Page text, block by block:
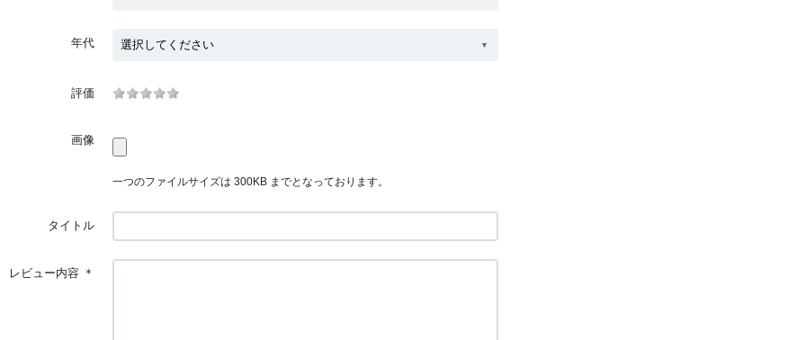
年代
評価
画像
一つのファイルサイズは 300KB までとなっております。
タイトル
レビュー内容 ＊